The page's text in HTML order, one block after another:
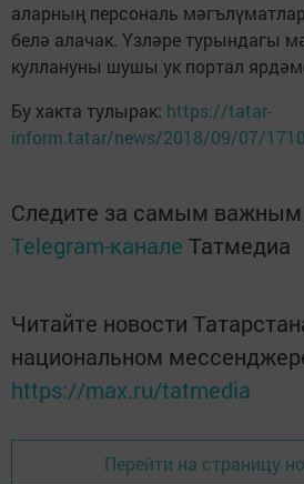
аларның персональ
белә алачак. Үзләре турындагы
куллануны шушы ук портал
Бу хакта тулырак: https://tatar-
inform.tatar/news/2018/09/07/
Следите за самым
Telegram-канале Татмедиа
Читайте новости
национальном
https://max.ru/tatmedia
Перейти на страницу